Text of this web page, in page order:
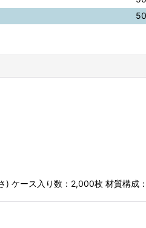
ケース入り数：2,000枚 材質構成